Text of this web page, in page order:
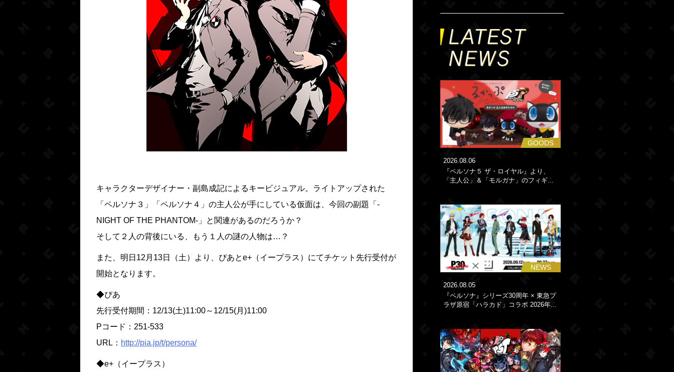
キャラクターデザイナー・副島成記によるキービジュアル。ライトアップされた
「ペルソナ３」「ペルソナ４」の主人公が手にしている仮面は、今回の副題「-
NIGHT OF THE PHANTOM-」と関連があるのだろうか？
そして２人の背後にいる、もう１人の謎の人物は…？
また、 明日12月13日（土）より、ぴあとe+（イープラス）にてチケット先行受付が
開始となります。
◆ぴあ
先行受付期間： 12/13(土)11:00～12/15(月)11:00
Pコード：251-533
URL： http://pia.jp/t/persona/
◆e+（イープラス）
GOODS
2026.08.06
『ペルソナ５ ザ・ロイヤル』より、
「主人公」＆「モルガナ」のフィギ...
NEWS
2026.08.05
『ペルソナ』シリーズ30周年 × 東急プ
ラザ原宿「ハラカド」コラボ 2026年...